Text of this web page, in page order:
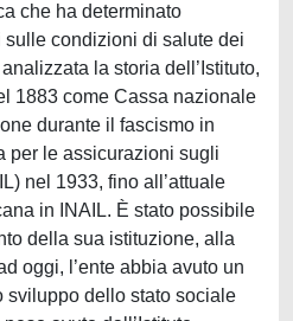
che ha determinato
condizioni di salute dei
la storia dell’Istituto,
1883 come Cassa nazionale
durante il fascismo in
per le assicurazioni sugli
nel 1933, fino all’attuale
in INAIL. È stato possibile
della sua istituzione, alla
oggi, l’ente abbia avuto un
sviluppo dello stato sociale